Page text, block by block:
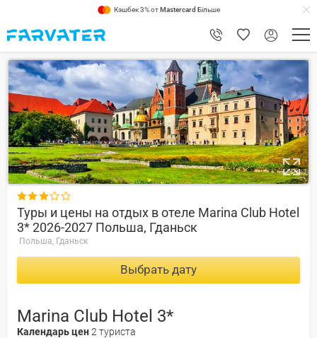
Кэшбек 3% отMastercard Більше
1

Туры и цены на отдых в отеле Marina Club Hotel
3* 2026-2027 Польша, Гданьск
Польша, Гданьск
Выбрать дату
Marina Club Hotel 3*
Календарь цен2 туриста